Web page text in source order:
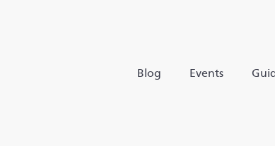
Blog Events